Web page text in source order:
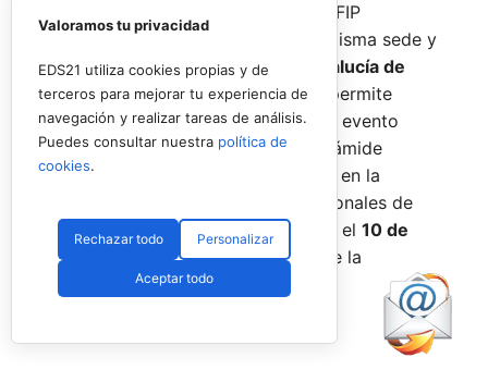
De forma paralela al desarrollo del FIP
Promises, la FAP organizará en la misma sede y
fechas losInternacionales de Andalucía de
Menores 2026. Esta cita paralela permite
incorporar la categoríabenjamín
al evento
global, completando así toda la pirámide
formativa.
El plazo para registrarse en la
categoría benjamín de los Internacionales de
Andalucía permanece abierto hasta el 10 de
agosto
a través de la web oficial de la
Federación.
Valoramos tu privacidad
EDS21 utiliza cookies propias y de
terceros para mejorar tu experiencia de
navegación y realizar tareas de análisis.
Puedes consultar nuestra política de
cookies.
Rechazar todo Personalizar
Aceptar todo